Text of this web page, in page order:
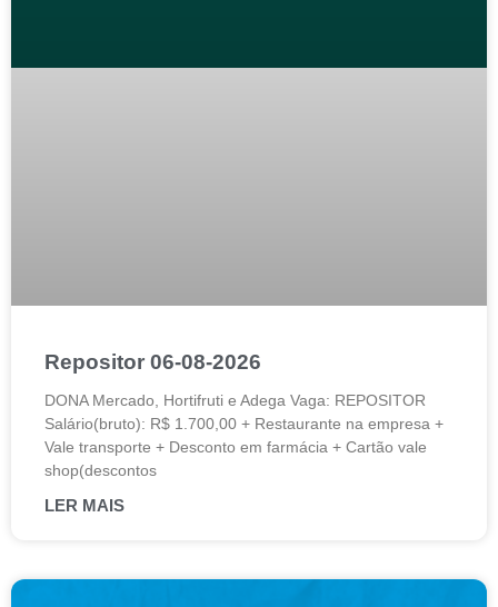
Repositor 06-08-2026
DONA Mercado, Hortifruti e Adega Vaga: REPOSITOR
Salário(bruto): R$ 1.700,00 + Restaurante na empresa +
Vale transporte + Desconto em farmácia + Cartão vale
shop(descontos
LER MAIS